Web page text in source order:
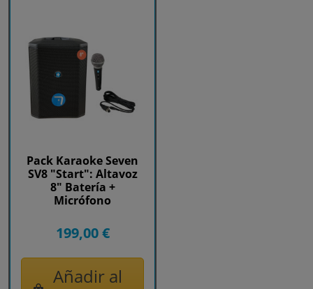
Pack Karaoke Seven
SV8 "Start": Altavoz
8" Batería +
Micrófono
199,00 €
Añadir al